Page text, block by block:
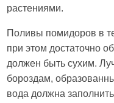
растениями.
Поливы помидоров в
при этом достаточно
должен быть сухим.
бороздам,
вода должна